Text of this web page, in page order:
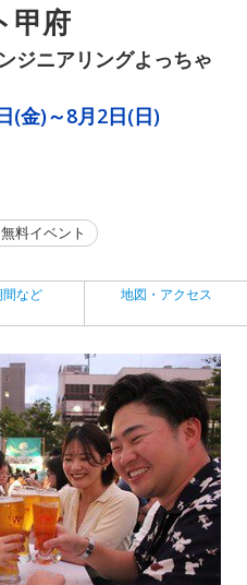
甲府
ジニアリングよっちゃ
(金)～8月2日(日)
無料イベント
など 地図・アクセス